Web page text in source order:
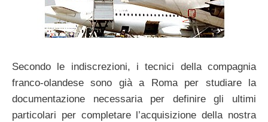
Secondo le indiscrezioni, i tecnici della compagnia
franco-olandese sono già a Roma per studiare la
documentazione necessaria per definire gli ultimi
particolari per completare l’acquisizione della nostra